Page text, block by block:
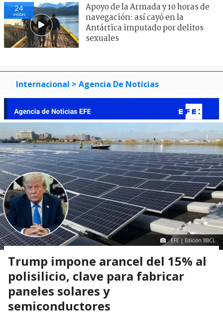
24
visitas
Apoyo de la Armada y 10 horas de
navegación: así cayó en la
Antártica imputado por delitos
sexuales
Internacional > Agencia De Noticias
EFE | Edición BBCL
Trump impone arancel del 15% al
polisilicio, clave para fabricar
paneles solares y
semiconductores